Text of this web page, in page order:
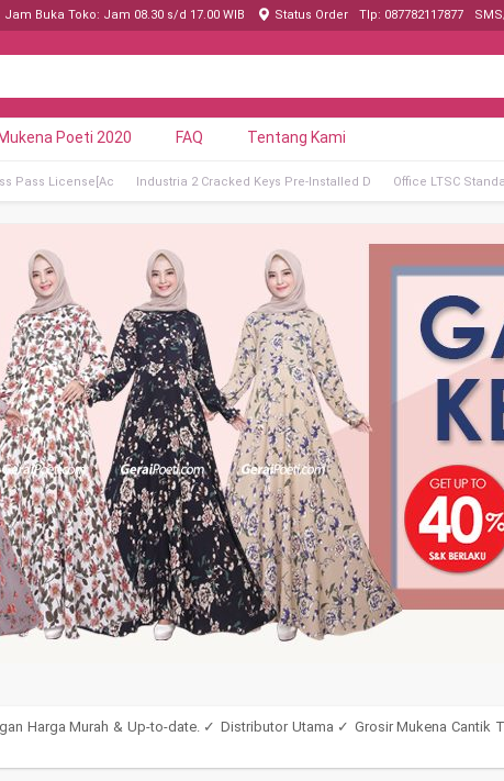
Jam Buka Toko: Jam 08.30 s/d 17.00 WIB Status Order Tlp: 087782117877
Poeti 2020 FAQ Tentang Kami
Pass License[Ac Industria 2 Cracked Keys Pre-Installed D Office LTSC
Harga Murah & Up-to-date. ✓ Distributor Utama ✓ Grosir Mukena Cantik